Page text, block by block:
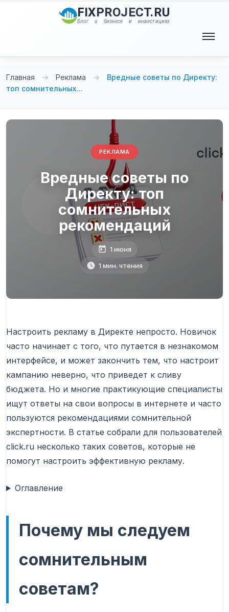
FIXPROJECT.RU
Блог о бизнесе и инвестициях
Главная → Реклама →
Вредные советы по Директу:
топ сомнительных…
РЕКЛАМА
Вредные советы по
Директу: топ
сомнительных
рекомендаций
1 июня
1 мин. чтения
Настроить рекламу в Директе непросто. Новичок
часто начинает с того, что путается в незнакомом
интерфейсе, и может закончить тем, что настроит
кампанию неверно, что приведет к сливу
бюджета. Но и многие практикующие специалисты
ищут ответы на свои вопросы в интернете и часто
пользуются рекомендациями сомнительной
экспертности. В статье собрали для пользователей
click.ru несколько таких советов, которые не
помогут настроить эффективную рекламу.
Оглавление
Почему мы следуем
сомнительным
советам?